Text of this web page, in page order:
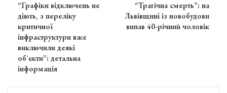
“Графіки відключень не
діють, з переліку
критичної
інфраструктури вже
виключили деякі
об`єкти”: детальна
інформація
“Трагічна смерть”: на
Львівщині із новобудови
випав 40-річний чоловік